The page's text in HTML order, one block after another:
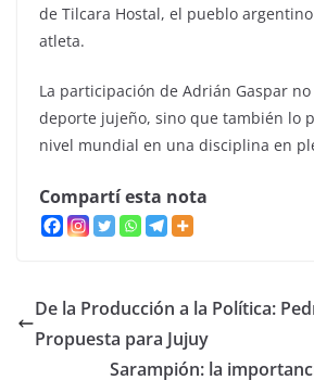
de Tilcara Hostal, el pueblo
atleta.
La participación de Adrián Gaspar
deporte jujeño, sino que también lo
nivel mundial en una disciplina en
Compartí esta nota
De la Producción a la Política:
Propuesta para Jujuy
Sarampión: la